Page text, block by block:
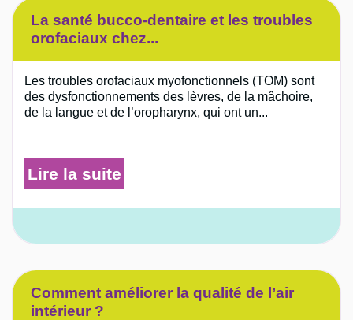
La santé bucco-dentaire et les troubles
orofaciaux chez...
Les troubles orofaciaux myofonctionnels (TOM) sont
des dysfonctionnements des lèvres, de la mâchoire,
de la langue et de l’oropharynx, qui ont un...
Lire la suite
Comment améliorer la qualité de l’air
intérieur ?